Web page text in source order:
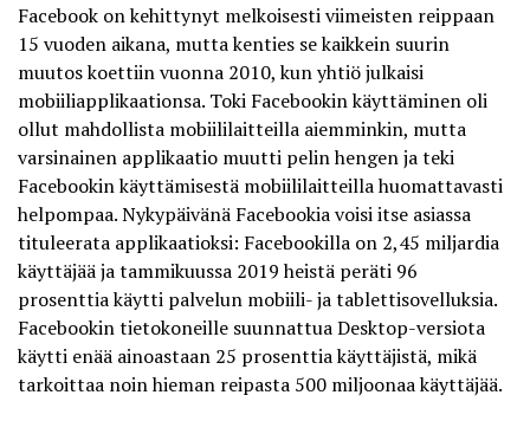
Facebook on kehittynyt melkoisesti viimeisten reippaan
15 vuoden aikana, mutta kenties se kaikkein suurin
muutos koettiin vuonna 2010, kun yhtiö julkaisi
mobiiliapplikaationsa. Toki Facebookin käyttäminen oli
ollut mahdollista mobiililaitteilla aiemminkin, mutta
varsinainen applikaatio muutti pelin hengen ja teki
Facebookin käyttämisestä mobiililaitteilla huomattavasti
helpompaa. Nykypäivänä Facebookia voisi itse asiassa
tituleerata applikaatioksi: Facebookilla on 2,45 miljardia
käyttäjää jatammikuussa 2019heistä peräti 96
prosenttia käytti palvelun mobiili- ja tablettisovelluksia.
Facebookin tietokoneille suunnattua Desktop-versiota
käytti enää ainoastaan 25 prosenttia käyttäjistä, mikä
tarkoittaa noin hieman reipasta 500 miljoonaa käyttäjää.